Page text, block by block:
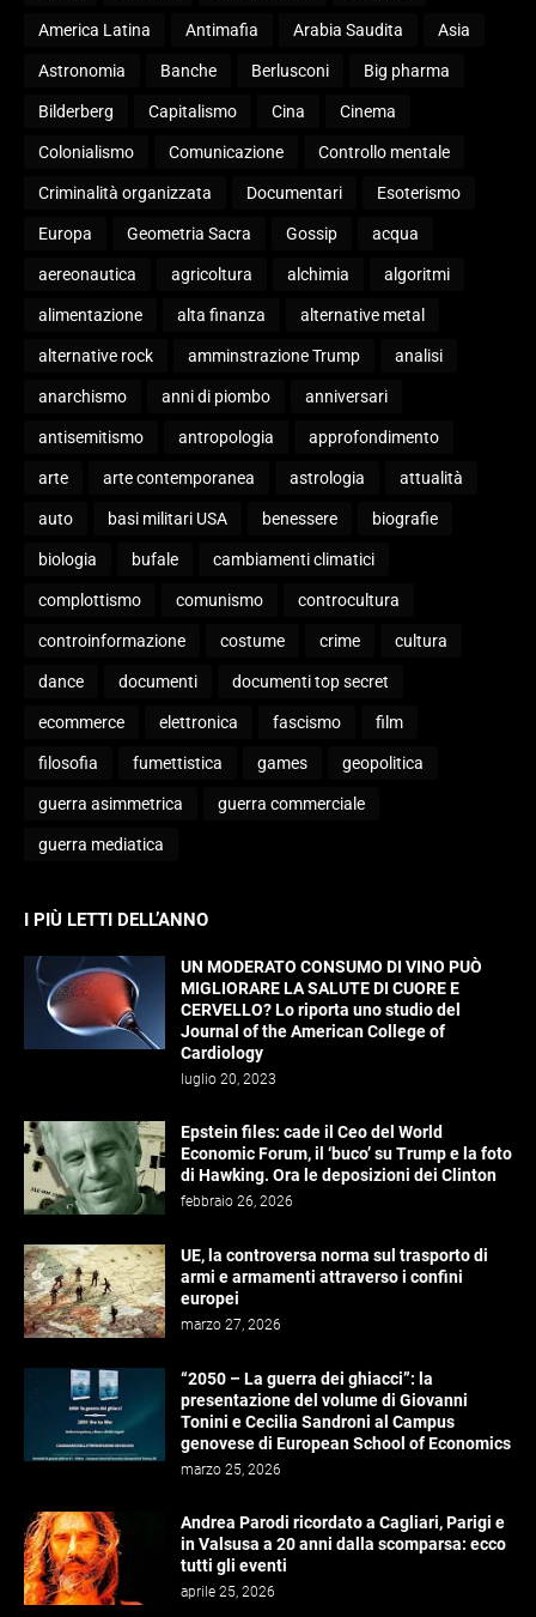
America Latina Antimafia Arabia Saudita Asia
Astronomia Banche Berlusconi Big pharma
Bilderberg Capitalismo Cina Cinema
Colonialismo Comunicazione Controllo mentale
Criminalità organizzata Documentari Esoterismo
Europa Geometria Sacra Gossip acqua
aereonautica agricoltura alchimia algoritmi
alimentazione alta finanza alternative metal
alternative rock amminstrazione Trump analisi
anarchismo anni di piombo anniversari
antisemitismo antropologia approfondimento
arte arte contemporanea astrologia attualità
auto basi militari USA benessere biografie
biologia bufale cambiamenti climatici
complottismo comunismo controcultura
controinformazione costume crime cultura
dance documenti documenti top secret
ecommerce elettronica fascismo film
filosofia fumettistica games geopolitica
guerra asimmetrica guerra commerciale
guerra mediatica
I PIÙ LETTI DELL’ANNO
UN MODERATO CONSUMO DI VINO PUÒ
MIGLIORARE LA SALUTE DI CUORE E
CERVELLO? Lo riporta uno studio del
Journal of the American College of
Cardiology
luglio 20, 2023
Epstein files: cade il Ceo del World
Economic Forum, il ‘buco’ su Trump e la foto
di Hawking. Ora le deposizioni dei Clinton
febbraio 26, 2026
UE, la controversa norma sul trasporto di
armi e armamenti attraverso i confini
europei
marzo 27, 2026
“2050 – La guerra dei ghiacci”: la
presentazione del volume di Giovanni
Tonini e Cecilia Sandroni al Campus
genovese di European School of Economics
marzo 25, 2026
Andrea Parodi ricordato a Cagliari, Parigi e
in Valsusa a 20 anni dalla scomparsa: ecco
tutti gli eventi
aprile 25, 2026